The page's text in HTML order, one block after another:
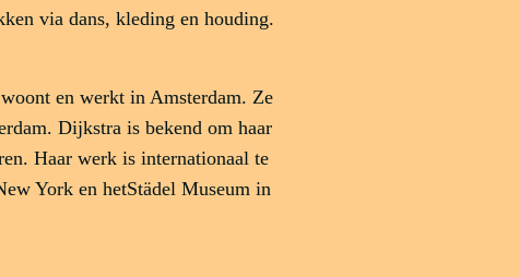
via dans, kleding en houding.
en werkt in Amsterdam. Ze
Dijkstra is bekend om haar
Haar werk is internationaal te
York en hetStädel Museum in